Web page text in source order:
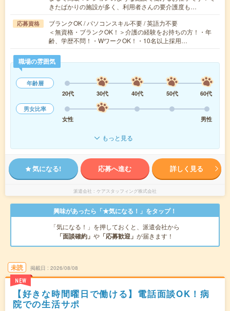
きたばかりの施設が多く、利用者さんの要介護度も…
応募資格
ブランクOK / パソコンスキル不要 / 英語力不要
＜無資格・ブランクOK！＞介護の経験をお持ちの方！・年
齢、学歴不問！・WワークOK！・10名以上採用…
職場の雰囲気
年齢層
20代
30代 40代 50代
60代
男女比率
女性
男性
もっと見る
気になる! 応募へ進む 詳しく見る
派遣会社 ケアスタッフィング株式会社
興味があったら「★気になる！」をタップ！
「気になる！」を押しておくと、派遣会社から
「面談確約」 や 「応募歓迎」 が届きます！
未読
NEW
掲載日 2026/08/08
【好きな時間曜日で働ける】電話面談OK！病
院での生活サポ